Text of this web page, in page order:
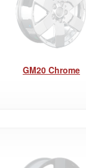
GM20 Chrome